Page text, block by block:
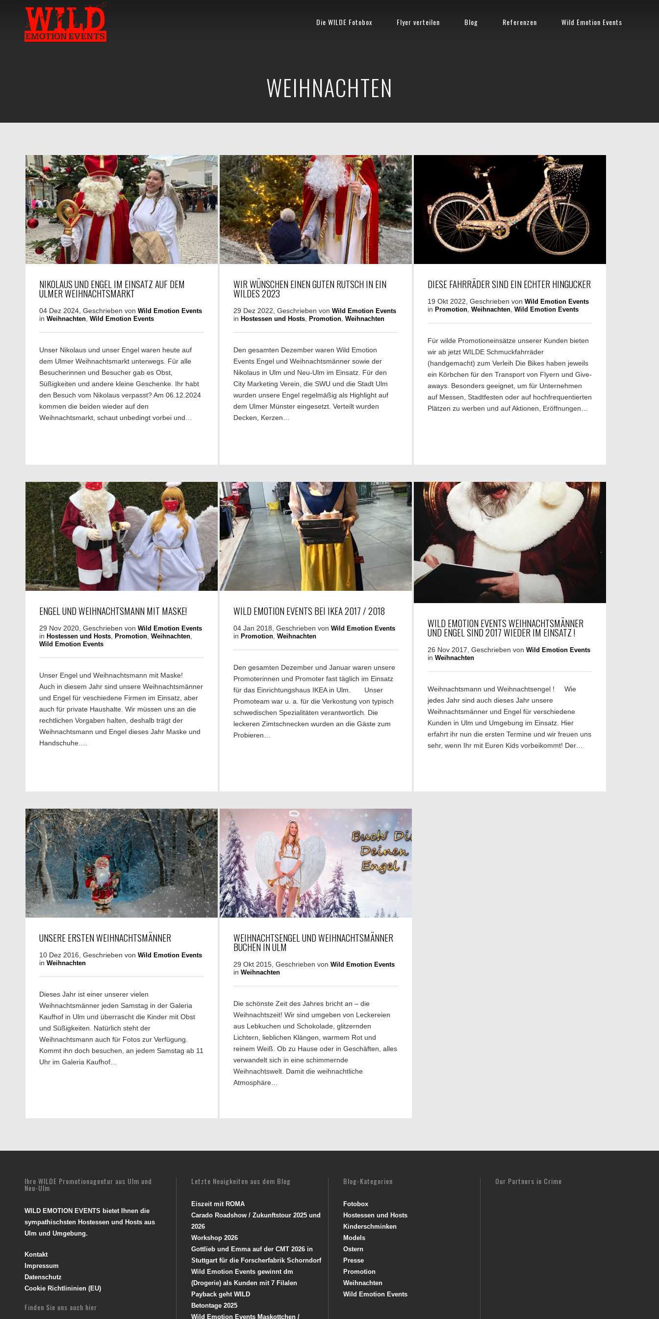
Die WILDE Fotobox Flyer verteilen Blog Referenzen Wild Emotion Events
WEIHNACHTEN
NIKOLAUS UND ENGEL IM EINSATZ AUF DEM
ULMER WEIHNACHTSMARKT
04 Dez 2024, Geschrieben von Wild Emotion Events
in Weihnachten Wild Emotion Events
Unser Nikolaus und unser Engel waren heute auf
dem Ulmer Weihnachtsmarkt unterwegs. Für alle
Besucherinnen und Besucher gab es Obst,
Süßigkeiten und andere kleine Geschenke. Ihr habt
den Besuch vom Nikolaus verpasst? Am 06.12.2024
kommen die beiden wieder auf den
Weihnachtsmarkt, schaut unbedingt vorbei und…
WIR WÜNSCHEN EINEN GUTEN RUTSCH IN EIN
WILDES 2023
29 Dez 2022, Geschrieben von Wild Emotion Events
in Hostessen und Hosts, Promotion, Weihnachten
Den gesamten Dezember waren Wild Emotion
Events Engel und Weihnachtsmänner sowie der
Nikolaus in Ulm und Neu-Ulm im Einsatz. Für den
City Marketing Verein, die SWU und die Stadt Ulm
wurden unsere Engel regelmäßig als Highlight auf
dem Ulmer Münster eingesetzt. Verteilt wurden
Decken, Kerzen…
DIESE FAHRRÄDER SIND EIN ECHTER HINGUCKER
19 Okt 2022, Geschrieben von Wild Emotion Events
in Promotion, Weihnachten, Wild Emotion Events
Für wilde Promotioneinsätze unserer Kunden bieten
wir ab jetzt WILDE Schmuckfahrräder
(handgemacht) zum Verleih Die Bikes haben jeweils
ein Körbchen für den Transport von Flyern und Give-
aways. Besonders geeignet, um für Unternehmen
auf Messen, Stadtfesten oder auf hochfrequentierten
Plätzen zu werben und auf Aktionen, Eröffnungen…
ENGEL UND WEIHNACHTSMANN MIT MASKE!
29 Nov 2020, Geschrieben von Wild Emotion Events
in Hostessen und Hosts Promotion Weihnachten
Wild Emotion Events
Unser Engel und Weihnachtsmann mit Maske!
Auch in diesem Jahr sind unsere Weihnachtsmänner
und Engel für veschiedene Firmen im Einsatz, aber
auch für private Haushalte. Wir müssen uns an die
rechtlichen Vorgaben halten, deshalb trägt der
Weihnachtsmann und Engel dieses Jahr Maske und
Handschuhe….
WILD EMOTION EVENTS BEI IKEA 2017 / 2018
04 Jan 2018, Geschrieben von Wild Emotion Events
in Promotion, Weihnachten
Den gesamten Dezember und Januar waren unsere
Promoterinnen und Promoter fast täglich im Einsatz
für das Einrichtungshaus IKEA in Ulm. Unser
Promoteam war u. a. für die Verkostung von typisch
schwedischen Spezialitäten verantwortlich. Die
leckeren Zimtschnecken wurden an die Gäste zum
Probieren…
WILD EMOTION EVENTS WEIHNACHTSMÄNNER
UND ENGEL SIND 2017 WIEDER IM EINSATZ !
26 Nov 2017, Geschrieben von Wild Emotion Events
in Weihnachten
Weihnachtsmann und Weihnachtsengel ! Wie
jedes Jahr sind auch dieses Jahr unsere
Weihnachtsmänner und Engel für verschiedene
Kunden in Ulm und Umgebung im Einsatz. Hier
erfahrt ihr nun die ersten Termine und wir freuen uns
sehr, wenn Ihr mit Euren Kids vorbeikommt! Der…
UNSERE ERSTEN WEIHNACHTSMÄNNER
10 Dez 2016, Geschrieben von Wild Emotion Events
in Weihnachten
Dieses Jahr ist einer unserer vielen
Weihnachtsmänner jeden Samstag in der Galeria
Kaufhof in Ulm und überrascht die Kinder mit Obst
und Süßigkeiten. Natürlich steht der
Weihnachtsmann auch für Fotos zur Verfügung.
Kommt ihn doch besuchen, an jedem Samstag ab 11
Uhr im Galeria Kaufhof…
WEIHNACHTSENGEL UND WEIHNACHTSMÄNNER
BUCHEN IN ULM
29 Okt 2015, Geschrieben von Wild Emotion Events
in Weihnachten
Die schönste Zeit des Jahres bricht an – die
Weihnachtszeit! Wir sind umgeben von Leckereien
aus Lebkuchen und Schokolade, glitzernden
Lichtern, lieblichen Klängen, warmem Rot und
reinem Weiß. Ob zu Hause oder in Geschäften, alles
verwandelt sich in eine schimmernde
Weihnachtswelt. Damit die weihnachtliche
Atmosphäre…
Ihre WILDE Promotionagentur aus Ulm und
Neu-Ulm
WILD EMOTION EVENTS bietet Ihnen die
sympathischsten Hostessen und Hosts aus
Ulm und Umgebung.
Kontakt
Impressum
Datenschutz
Cookie Richtlininien (EU)
Finden Sie uns auch hier
Letzte Neuigkeiten aus dem Blog
Eiszeit mit ROMA
Carado Roadshow / Zukunftstour 2025 und
2026
Workshop 2026
Gottlieb und Emma auf der CMT 2026 in
Stuttgart für die Forscherfabrik Schorndorf
Wild Emotion Events gewinnt dm
(Drogerie) als Kunden mit 7 Filalen
Payback geht WILD
Betontage 2025
Wild Emotion Events Maskottchen /
Blog-Kategorien
Fotobox
Hostessen und Hosts
Kinderschminken
Models
Ostern
Presse
Promotion
Weihnachten
Wild Emotion Events
Our Partners in Crime